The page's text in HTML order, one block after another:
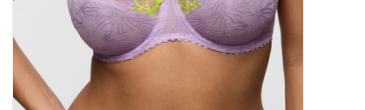
Cadeaubonnen